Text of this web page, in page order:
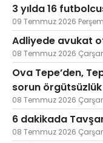
3 yılda 16
09 Temmuz 2026
Adliyede avukat
08 Temmuz 2026
Ova Tepe’den,
sorun örgütsüzlük
08 Temmuz 2026
6 dakikada
08 Temmuz 2026